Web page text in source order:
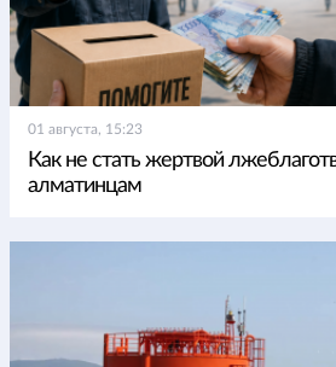
01 августа, 15:23
Как не стать жертвой
алматинцам